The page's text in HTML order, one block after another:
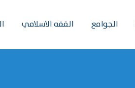
الجوامع الفقه الاسلامي